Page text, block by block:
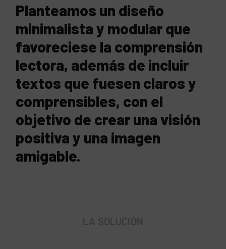
Planteamos un diseño
minimalista y modular que
favoreciese la comprensión
lectora, además de incluir
textos que fuesen claros y
comprensibles, con el
objetivo de crear una visión
positiva y una imagen
amigable.